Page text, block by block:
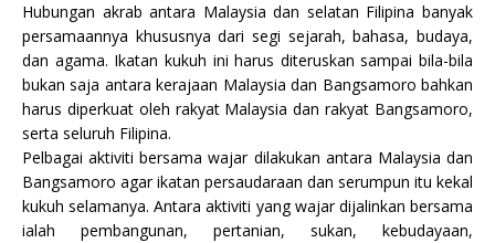
Hubungan akrab antara Malaysia dan selatan Filipina banyak
persamaannya khususnya dari segi sejarah, bahasa, budaya,
dan agama. Ikatan kukuh ini harus diteruskan sampai bila-bila
bukan saja antara kerajaan Malaysia dan Bangsamoro bahkan
harus diperkuat oleh rakyat Malaysia dan rakyat Bangsamoro,
serta seluruh Filipina.
Pelbagai aktiviti bersama wajar dilakukan antara Malaysia dan
Bangsamoro agar ikatan persaudaraan dan serumpun itu kekal
kukuh selamanya. Antara aktiviti yang wajar dijalinkan bersama
ialah pembangunan, pertanian, sukan, kebudayaan,